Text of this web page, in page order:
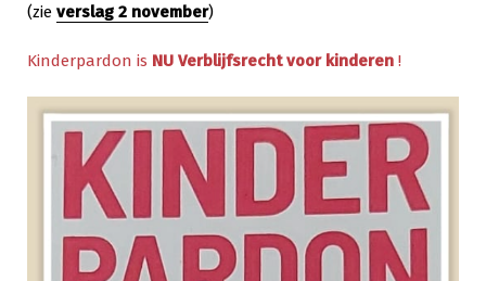
(zie verslag 2 november)
Kinderpardon is NU Verblijfsrecht voor kinderen !